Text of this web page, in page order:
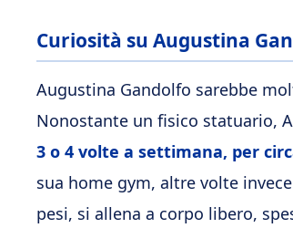
Curiosità su Augustina
Augustina Gandolfo sarebbe
Nonostante un fisico statuario,
3 o 4 volte a settimana, per
sua home gym, altre volte
pesi, si allena a corpo libero,